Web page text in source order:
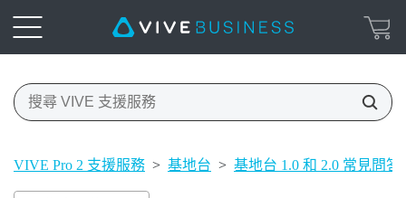
VIVE Pro 2 支援服務 > 基地台 > 基地台 1.0 和 2.0 常見問答